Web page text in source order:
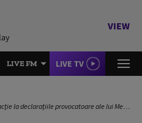
VIEW
LIVE FM LIVE TV
provocatoare ale lui Medvedev: „Am ordonat poziționarea a două submarine nucleare” în apropierea Rusiei